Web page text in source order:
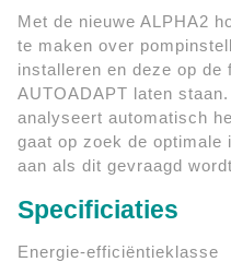
Met de nieuwe ALPHA2
te maken over
installeren en deze op de
AUTOADAPT laten
analyseert automatisch
gaat op zoek de optimale
aan als dit gevraagd
Specificiaties
Energie-efficiëntieklasse